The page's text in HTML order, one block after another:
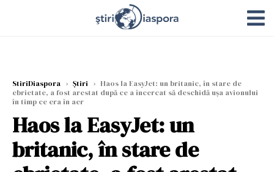
StiriDiaspora › Știri › Haos la EasyJet: un britanic, în stare de
ebrietate, a fost arestat după ce a încercat să deschidă ușa avionului
în timp ce era în aer
Haos la EasyJet: un
britanic, în stare de